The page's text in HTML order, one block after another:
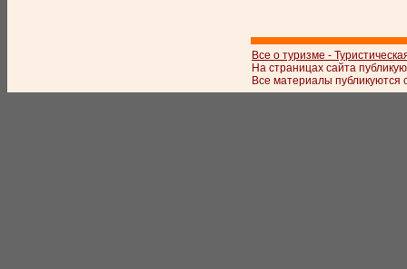
Все о туризме -
На страницах сайта
Все материалы публикуются